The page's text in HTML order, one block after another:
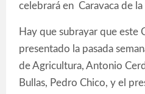
celebrará en Caravaca de la
Hay que subrayar que este
presentado la pasada
de Agricultura, Antonio
Bullas, Pedro Chico, y el